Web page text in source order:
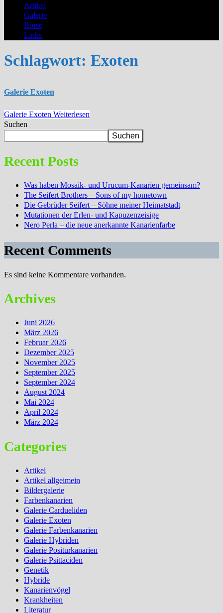
Artikel
Galerie
Börse
Links
Schlagwort: Exoten
Galerie Exoten
Galerie Exoten Weiterlesen
Suchen
Suchen
Recent Posts
Was haben Mosaik- und Urucum-Kanarien gemeinsam?
The Seifert Brothers – Sons of my hometown
Die Gebrüder Seifert – Söhne meiner Heimatstadt
Mutationen der Erlen- und Kapuzenzeisige
Nero Perla – die neue anerkannte Kanarienfarbe
Recent Comments
Es sind keine Kommentare vorhanden.
Archives
Juni 2026
März 2026
Februar 2026
Dezember 2025
November 2025
September 2025
September 2024
August 2024
Mai 2024
April 2024
März 2024
Categories
Artikel
Artikel allgeimein
Bildergalerie
Farbenkanarien
Galerie Cardueliden
Galerie Exoten
Galerie Farbenkanarien
Galerie Hybriden
Galerie Positurkanarien
Galerie Psittaciden
Genetik
Hybride
Kanarienvögel
Krankheiten
Literatur